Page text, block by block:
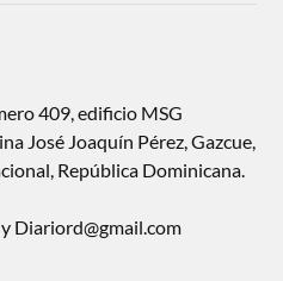
409, edificio MSG
José Joaquín Pérez, Gazcue,
República Dominicana.
Diariord@gmail.com